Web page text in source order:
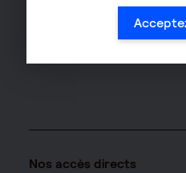
Responsabilité civile Pro
Assurance moto
Nos accès directs